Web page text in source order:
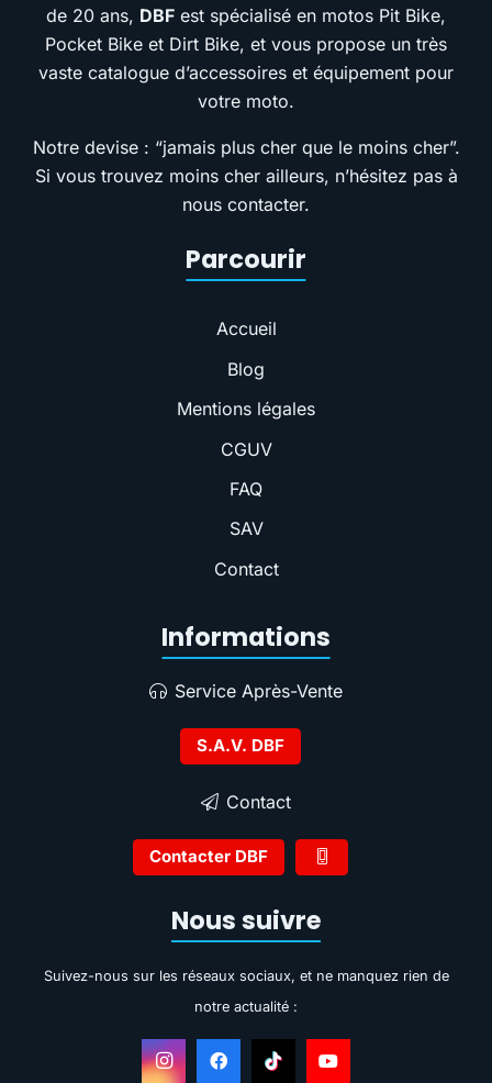
de 20 ans, DBF est spécialisé en motos Pit Bike,
Pocket Bike et Dirt Bike, et vous propose un très
vaste catalogue d’accessoires et équipement pour
votre moto.
Notre devise : “jamais plus cher que le moins cher”.
Si vous trouvez moins cher ailleurs, n’hésitez pas à
nous contacter.
Parcourir
Accueil
Blog
Mentions légales
CGUV
FAQ
SAV
Contact
Informations
Service Après-Vente
S.A.V. DBF
Contact
Contacter DBF
Nous suivre
Suivez-nous sur les réseaux sociaux, et ne manquez rien de
notre actualité :